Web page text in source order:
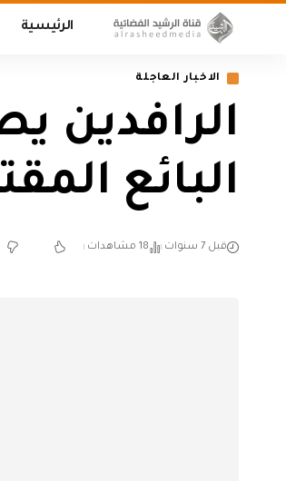
الرئيسية
الاخبار العاجلة
الرافدين
البائع
قبل 7 سنوات 18 مشاهدات